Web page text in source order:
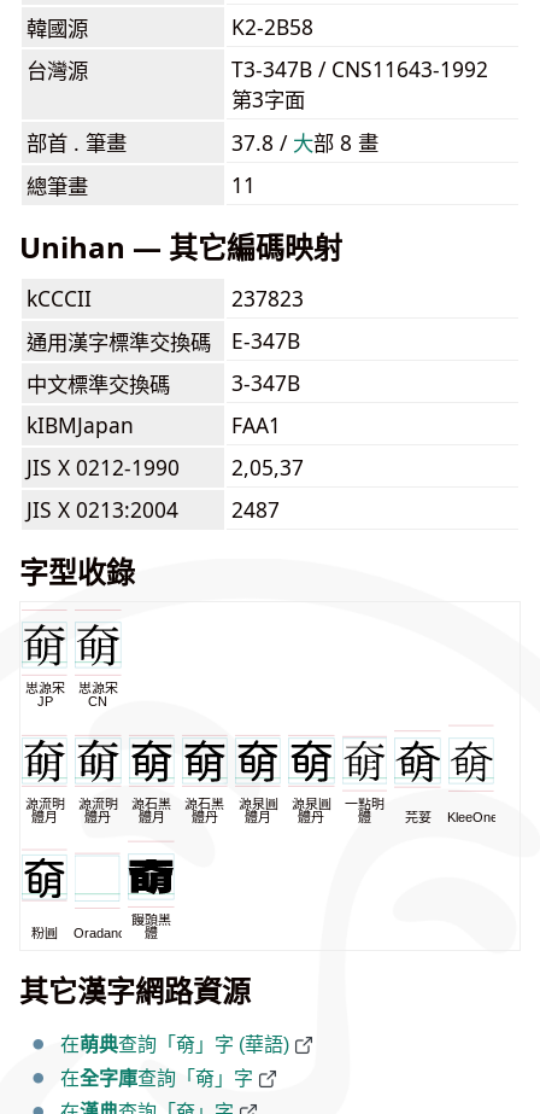
韓國源
K2-2B58
台灣源
T3-347B / CNS11643-1992
第3字面
部首 . 筆畫
37.8 / ⼤部 8 畫
總筆畫
11
Unihan — 其它編碼映射
kCCCII
237823
通用漢字標準交換碼
E-347B
中文標準交換碼
3-347B
kIBMJapan
FAA1
JIS X 0212-1990
2,05,37
JIS X 0213:2004
2487
字型收錄
思源宋
JP
思源宋
CN
源流明
體月
源流明
體丹
源石黑
體月
源石黑
體丹
源泉圓
體月
源泉圓
體丹
一點明
體
芫荽 KleeOne
粉圓 Oradano
饅頭黑
體
其它漢字網路資源
在萌典查詢「奛」字 (華語)
在全字庫查詢「奛」字